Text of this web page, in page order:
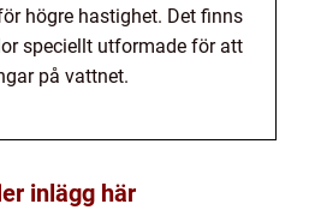
högre hastighet. Det finns
speciellt utformade för att
på vattnet.
inlägg här